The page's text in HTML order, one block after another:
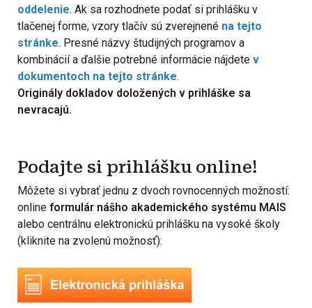
oddelenie. Ak sa rozhodnete podať si prihlášku v
tlačenej forme, vzory tlačív sú zverejnené na tejto
stránke. Presné názvy študijných programov a
kombinácií a ďalšie potrebné informácie nájdete v
dokumentoch na tejto stránke.
Originály dokladov doložených v prihláške sa
nevracajú.
Podajte si prihlášku online!
Môžete si vybrať jednu z dvoch rovnocenných možností:
online formulár nášho akademického systému MAIS
alebo centrálnu elektronickú prihlášku na vysoké školy
(kliknite na zvolenú možnosť):